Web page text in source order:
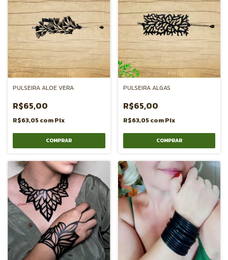
PULSEIRA ALOE VERA
R$65,00
R$63,05comPix
PULSEIRA ALGAS
R$65,00
R$63,05comPix